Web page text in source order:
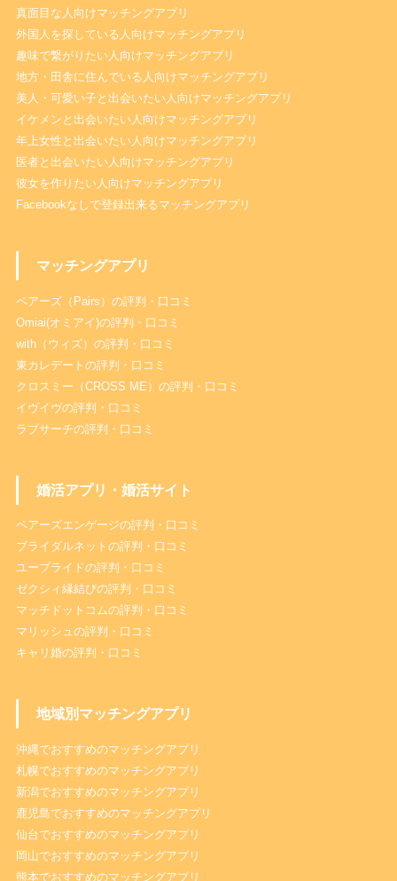
真面目な人向けマッチングアプリ
外国人を探している人向けマッチングアプリ
趣味で繋がりたい人向けマッチングアプリ
地方・田舎に住んでいる人向けマッチングアプリ
美人・可愛い子と出会いたい人向けマッチングアプリ
イケメンと出会いたい人向けマッチングアプリ
年上女性と出会いたい人向けマッチングアプリ
医者と出会いたい人向けマッチングアプリ
彼女を作りたい人向けマッチングアプリ
Facebookなしで登録出来るマッチングアプリ
マッチングアプリ
ペアーズ（Pairs）の評判・口コミ
Omiai(オミアイ)の評判・口コミ
with（ウィズ）の評判・口コミ
東カレデートの評判・口コミ
クロスミー（CROSS ME）の評判・口コミ
イヴイヴの評判・口コミ
ラブサーチの評判・口コミ
婚活アプリ・婚活サイト
ペアーズエンゲージの評判・口コミ
ブライダルネットの評判・口コミ
ユーブライドの評判・口コミ
ゼクシィ縁結びの評判・口コミ
マッチドットコムの評判・口コミ
マリッシュの評判・口コミ
キャリ婚の評判・口コミ
地域別マッチングアプリ
沖縄でおすすめのマッチングアプリ
札幌でおすすめのマッチングアプリ
新潟でおすすめのマッチングアプリ
鹿児島でおすすめのマッチングアプリ
仙台でおすすめのマッチングアプリ
岡山でおすすめのマッチングアプリ
熊本でおすすめのマッチングアプリ